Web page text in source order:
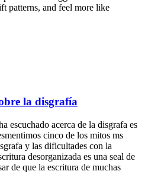
patterns, and feel more like
la disgrafía
escuchado acerca de la disgrafa es
cinco de los mitos ms
y las dificultades con la
desorganizada es una seal de
de que la escritura de muchas